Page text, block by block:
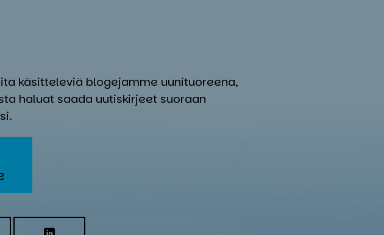
käsitteleviä blogejamme uunituoreena,
haluat saada uutiskirjeet suoraan